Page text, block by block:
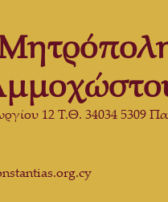
12 Τ.Θ. 34034 5309